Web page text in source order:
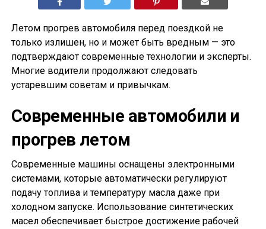
Летом прогрев автомобиля перед поездкой не
только излишен, но и может быть вредным — это
подтверждают современные технологии и эксперты.
Многие водители продолжают следовать
устаревшим советам и привычкам.
Современные автомобили и
прогрев летом
Современные машины оснащены электронными
системами, которые автоматически регулируют
подачу топлива и температуру масла даже при
холодном запуске. Использование синтетических
масел обеспечивает быстрое достижение рабочей